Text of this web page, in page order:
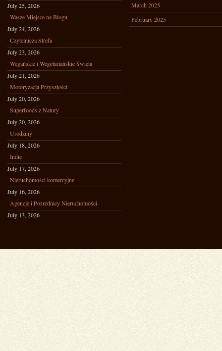
July 25, 2026
Wasze Miejsce na Blogu
July 24, 2026
Czytelnicza Strefa
July 23, 2026
Wegańskie i Wegetariańskie Święta
July 21, 2026
Motoryzacja Przyszłości
July 20, 2026
Superfoods z Natury
July 20, 2026
Urodziny
July 18, 2026
Indie
July 17, 2026
Nieruchomości komercyjne
July 16, 2026
Agencje i Pośrednicy Nieruchomości
July 13, 2026
March 2025
February 2025